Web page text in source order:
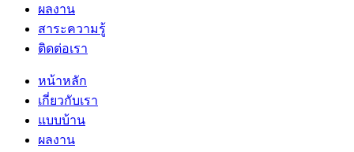
ผลงาน
สาระความรู้
ติดต่อเรา
หน้าหลัก
เกี่ยวกับเรา
แบบบ้าน
ผลงาน